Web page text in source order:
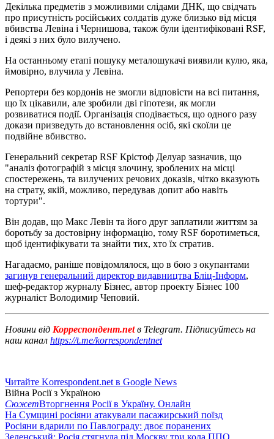
Декілька предметів з можливими слідами ДНК, що свідчать
про присутність російських солдатів дуже близько від місця
вбивства Левіна і Чернишова, також були ідентифіковані RSF,
і деякі з них було вилучено.
На останньому етапі пошуку металошукачі виявили кулю, яка,
ймовірно, влучила у Левіна.
Репортери без кордонів не змогли відповісти на всі питання,
що їх цікавили, але зробили дві гіпотези, як могли
розвиватися події. Організація сподівається, що одного разу
докази призведуть до встановлення осіб, які скоїли це
подвійне вбивство.
Генеральний секретар RSF Крістоф Делуар зазначив, що
"аналіз фотографій з місця злочину, зроблених на місці
спостережень, та вилучених речових доказів, чітко вказують
на страту, якій, можливо, передував допит або навіть
тортури".
Він додав, що Макс Левін та його друг заплатили життям за
боротьбу за достовірну інформацію, тому RSF боротиметься,
щоб ідентифікувати та знайти тих, хто їх стратив.
Нагадаємо, раніше повідомлялося, що в бою з окупантами
загинув генеральний директор видавництва Бліц-Інформ,
шеф-редактор журналу Бізнес, автор проекту Бізнес 100
журналіст Володимир Чеповий.
Новини від Корреспондент.netв Telegram. Підписуйтесь на
наш канал https://t.me/korrespondentnet
Читайте Korrespondent.net в Google News
Війна Росії з Україною
СюжетВторгнення Росії в Україну. Онлайн
На Сумщині росіяни атакували пасажирський поїзд
Росіяни вдарили по Павлограду: двоє поранених
Зеленський: Росія стягнула під Москву три кола ППО